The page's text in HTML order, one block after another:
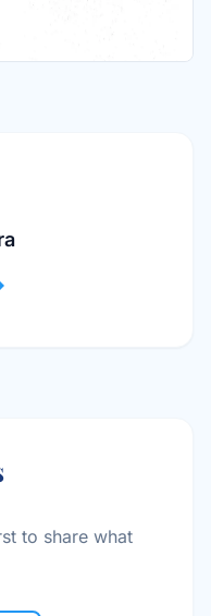
to share what